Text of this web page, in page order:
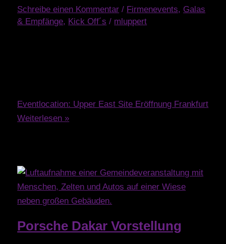
Schreibe einen Kommentar / Firmenevents, Galas
& Empfänge, Kick Off´s / mluppert
Eventlocation: Upper East Site Eröffnung Frankfurt
Weiterlesen »
Porsche Dakar Vorstellung